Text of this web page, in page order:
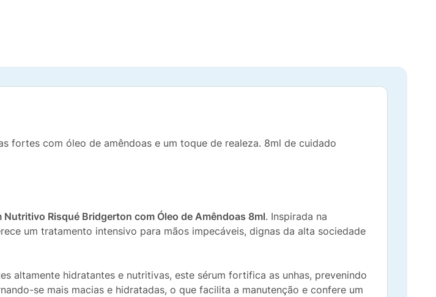
fortes com óleo de amêndoas e um toque de realeza. 8ml de cuidado
Nutritivo Risqué Bridgerton com Óleo de Amêndoas 8ml. Inspirada na
um tratamento intensivo para mãos impecáveis, dignas da alta sociedade
altamente hidratantes e nutritivas, este sérum fortifica as unhas, prevenindo
se mais macias e hidratadas, o que facilita a manutenção e confere um